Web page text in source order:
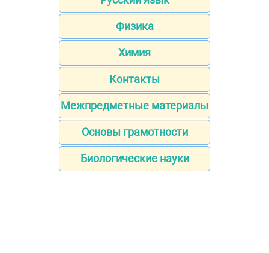
Физика
Химия
Контакты
Межпредметные материалы
Основы грамотности
Биологические науки